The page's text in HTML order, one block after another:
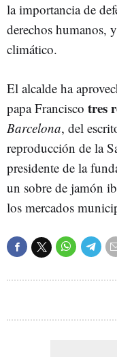
la importancia de
derechos humanos,
climático.
El alcalde ha
papa Francisco tres
Barcelona, del
reproducción de la
presidente de la
un sobre de jamón
los mercados